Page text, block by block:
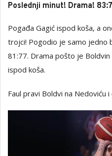
Poslednji minut! Drama!
Pogađa Gagić ispod koša, a
trojci! Pogodio je samo jedno
81:77. Drama pošto je
ispod koša.
Faul pravi Boldvi na Nedoviću